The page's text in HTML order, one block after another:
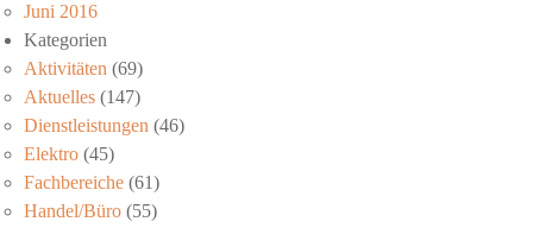
Juni 2016
Kategorien
Aktivitäten (69)
Aktuelles (147)
Dienstleistungen (46)
Elektro (45)
Fachbereiche (61)
Handel/Büro (55)